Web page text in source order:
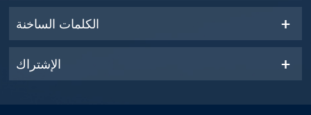
الكلمات الساخنة
الإشتراك